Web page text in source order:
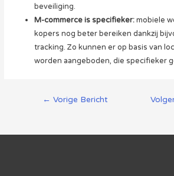
beveiliging.
M-commerce is specifieker:mobiele
kopers nog beter bereiken dankzij
tracking. Zo kunnen er op basis van
worden aangeboden, die specifieker
Berichtnavigatie
← Vorige Bericht